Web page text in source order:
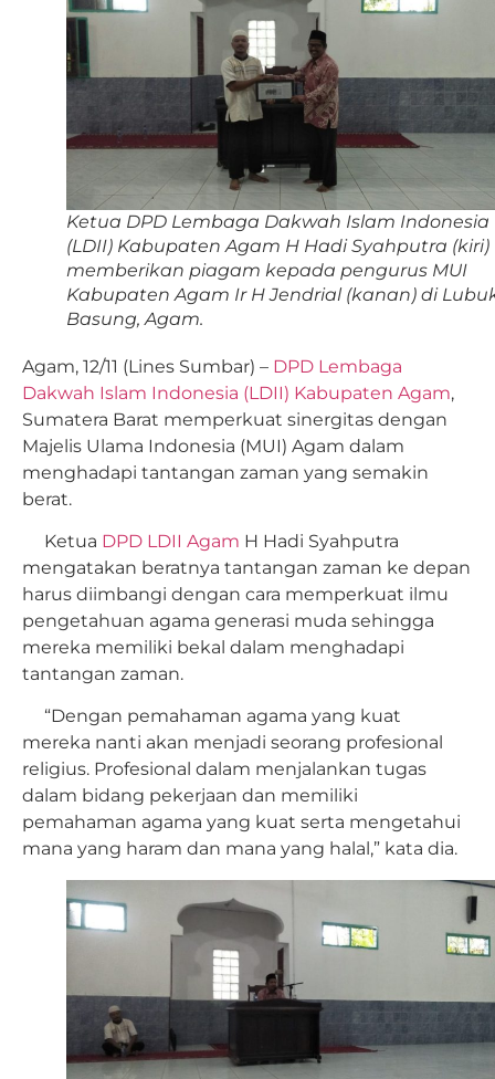
Ketua DPD Lembaga Dakwah Islam Indonesia
(LDII) Kabupaten Agam H Hadi Syahputra (kiri)
memberikan piagam kepada pengurus MUI
Kabupaten Agam Ir H Jendrial (kanan) di
Basung, Agam.
Agam, 12/11 (Lines Sumbar) – DPD Lembaga
Dakwah Islam Indonesia (LDII) Kabupaten Agam,
Sumatera Barat memperkuat sinergitas dengan
Majelis Ulama Indonesia (MUI) Agam dalam
menghadapi tantangan zaman yang semakin
berat.
Ketua DPD LDII Agam H Hadi Syahputra
mengatakan beratnya tantangan zaman ke depan
harus diimbangi dengan cara memperkuat ilmu
pengetahuan agama generasi muda sehingga
mereka memiliki bekal dalam menghadapi
tantangan zaman.
“Dengan pemahaman agama yang kuat
mereka nanti akan menjadi seorang profesional
religius. Profesional dalam menjalankan tugas
dalam bidang pekerjaan dan memiliki
pemahaman agama yang kuat serta mengetahui
mana yang haram dan mana yang halal,” kata dia.